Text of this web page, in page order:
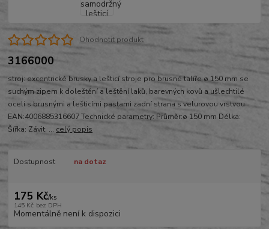
Ohodnotit produkt
3166000
stroj: excentrické brusky a lešticí stroje pro brusné talíře ø 150 mm se
suchým zipem k doleštění a leštění laků, barevných kovů a ušlechtilé
oceli s brusnými a lešticími pastami zadní strana s velurovou vrstvou
EAN:4006885316607 Technické parametry: Průměr:ø 150 mm Délka:
Šířka: Závit: ... celý popis
Dostupnost na dotaz
175 Kč/ks
145 Kč bez DPH
Momentálně není k dispozici